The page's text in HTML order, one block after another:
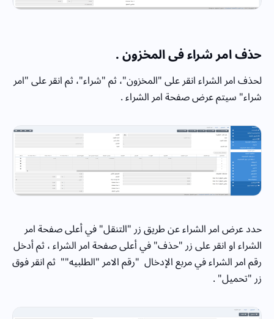
حذف امر شراء فى المخزون .
لحذف امر الشراء انقر على "المخزون"، ثم "شراء"، ثم انقر على "امر
شراء" سيتم عرض صفحة امر الشراء .
حدد عرض امر الشراء عن طريق زر "التنقل" في أعلى صفحة امر
الشراء او انقر على زر "حذف" في أعلى صفحة امر الشراء ، ثم أدخل
رقم امر الشراء في مربع الإدخال "رقم الامر "الطلبيه"" ثم انقر فوق
زر "تحميل" .